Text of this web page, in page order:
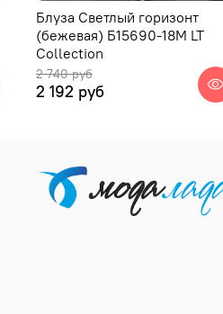
Блуза Светлый горизонт
(бежевая) Б15690-18М LT
Collection
2 740 руб
2 192 руб